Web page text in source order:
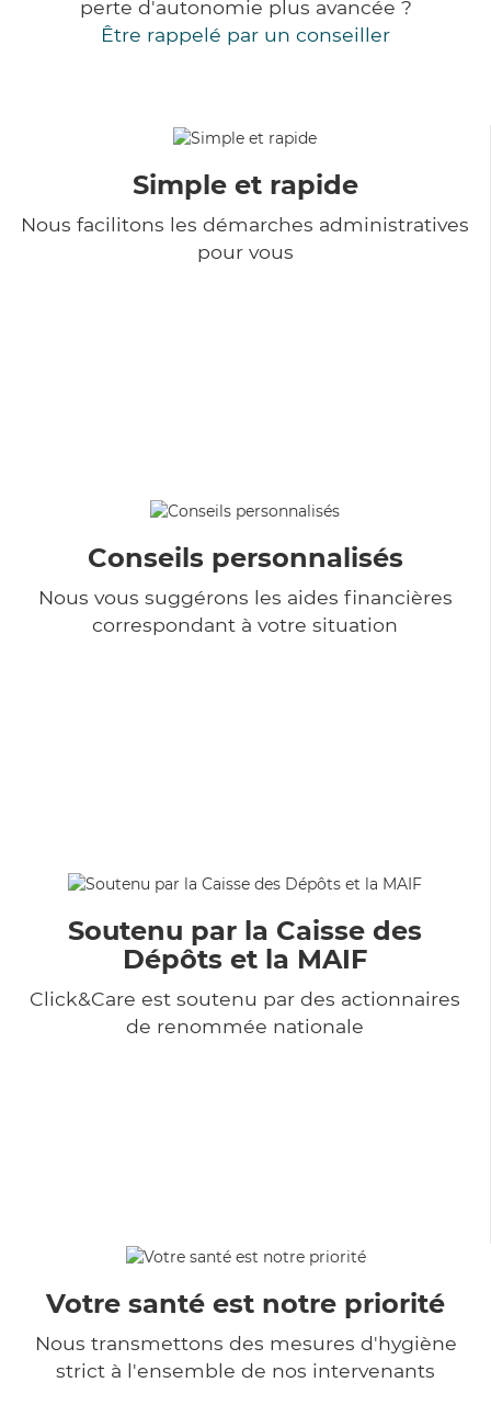
perte d'autonomie plus avancée ?
Être rappelé par un conseiller
Simple et rapide
Nous facilitons les démarches administratives
pour vous
Conseils personnalisés
Nous vous suggérons les aides financières
correspondant à votre situation
Soutenu par la Caisse des
Dépôts et la MAIF
Click&Care est soutenu par des actionnaires
de renommée nationale
Votre santé est notre priorité
Nous transmettons des mesures d'hygiène
strict à l'ensemble de nos intervenants